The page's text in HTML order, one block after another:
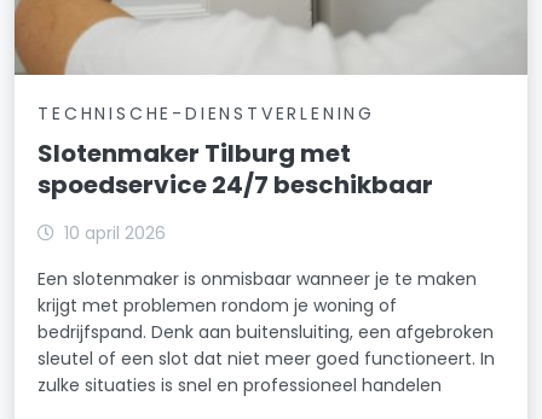
TECHNISCHE-DIENSTVERLENING
Slotenmaker Tilburg met
spoedservice 24/7 beschikbaar
10 april 2026
Een slotenmaker is onmisbaar wanneer je te maken
krijgt met problemen rondom je woning of
bedrijfspand. Denk aan buitensluiting, een afgebroken
sleutel of een slot dat niet meer goed functioneert. In
zulke situaties is snel en professioneel handelen